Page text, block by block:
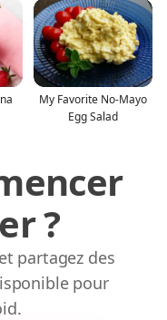
My Favorite No-Mayo
Egg Salad
?
partagez des
pour